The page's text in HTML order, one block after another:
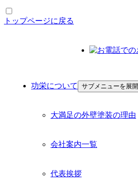
功栄について サブメニューを展開
大満足の外壁塗装の理由
会社案内一覧
代表挨拶
トップページに戻る